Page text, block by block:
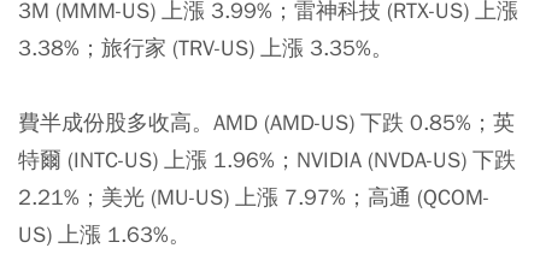
3M (MMM-US) 上漲 3.99%；雷神科技 (RTX-US) 上漲
3.38%；旅行家 (TRV-US) 上漲 3.35%。
費半成份股多收高。AMD (AMD-US) 下跌 0.85%；英
特爾 (INTC-US) 上漲 1.96%；NVIDIA (NVDA-US) 下跌
2.21%；美光 (MU-US) 上漲 7.97%；高通 (QCOM-
US) 上漲 1.63%。